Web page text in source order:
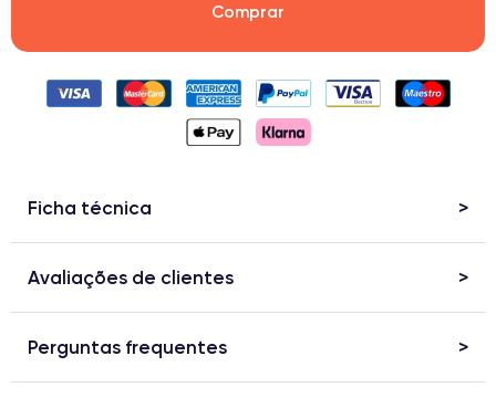
Comprar
Ficha técnica
Avaliações de clientes
Perguntas frequentes